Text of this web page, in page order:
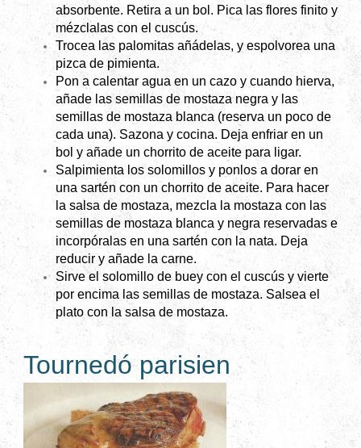
absorbente. Retira a un bol. Pica las flores finito y
mézclalas con el cuscús.
Trocea las palomitas añádelas, y espolvorea una
pizca de pimienta.
Pon a calentar agua en un cazo y cuando hierva,
añade las semillas de mostaza negra y las
semillas de mostaza blanca (reserva un poco de
cada una). Sazona y cocina. Deja enfriar en un
bol y añade un chorrito de aceite para ligar.
Salpimienta los solomillos y ponlos a dorar en
una sartén con un chorrito de aceite. Para hacer
la salsa de mostaza, mezcla la mostaza con las
semillas de mostaza blanca y negra reservadas e
incorpóralas en una sartén con la nata. Deja
reducir y añade la carne.
Sirve el solomillo de buey con el cuscús y vierte
por encima las semillas de mostaza. Salsea el
plato con la salsa de mostaza.
Tournedó parisien